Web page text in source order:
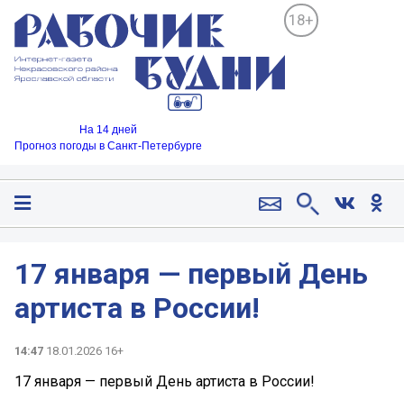
18+
На 14 дней
Прогноз погоды в Санкт-Петербурге
17 января — первый День
артиста в России!
14:47 18.01.2026 16+
17 января — первый День артиста в России!